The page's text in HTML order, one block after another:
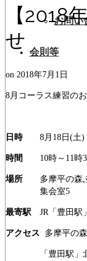
お問い
会則等
【2018
せ
on 2018年7月1日
8月コーラス練習のお
日時8月18日(土)
時間 10時～11時
場所 多摩平の森
集会室5
最寄駅 JR「豊田駅」
アクセス 多摩平の
「豊田駅」北